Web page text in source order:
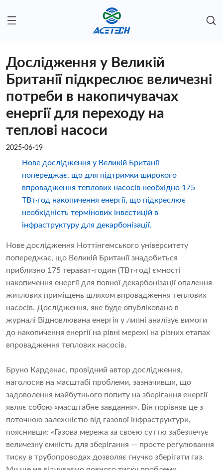
Дослідження у Великій
Британії підкреслює величезні
потреби в накопичувачах
енергії для переходу на
теплові насоси
2025-06-19
Нове дослідження у Великій Британії
попереджає, що для підтримки широкого
впровадження теплових насосів необхідно 175
ТВт·год накопичення енергії, що підкреслює
необхідність термінових інвестицій в
інфраструктуру для декарбонізації.
Нове дослідження Ноттінгемського університету
попереджає, що Великій Британії знадобиться
приблизно 175 терават-годин (ТВт·год) ємності
накопичення енергії для повної декарбонізації опалення
житлових приміщень шляхом впровадження теплових
насосів. Дослідження, яке буде опубліковано в
журналі Відновлювана енергія у липні аналізує вимоги
до накопичення енергії на рівні мережі на різних етапах
впровадження теплових насосів.
Бруно Карденас, провідний автор дослідження,
наголосив на масштабі проблеми, зазначивши, що
задоволення майбутнього попиту на зберігання енергії
являє собою «масштабне завдання». Він порівняв це з
поточною залежністю від газової інфраструктури,
пояснивши: «Газова мережа за своєю суттю забезпечує
величезну ємність для зберігання — просте регулювання
тиску в трубопроводах дозволяє гнучко зберігати газ.